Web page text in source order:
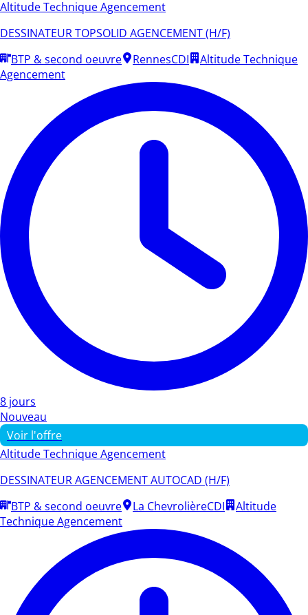
Altitude Technique Agencement
DESSINATEUR TOPSOLID AGENCEMENT (H/F)
BTP & second oeuvre
RennesCDI
Altitude Technique
Agencement
8 jours
Nouveau
Voir l'offre
Altitude Technique Agencement
DESSINATEUR AGENCEMENT AUTOCAD (H/F)
BTP & second oeuvre
La ChevrolièreCDI
Altitude
Technique Agencement